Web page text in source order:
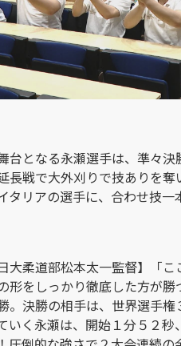
台となる永瀬選手は、準々
長戦で大外刈りで技ありを
タリアの選手に、合わせ技
大柔道部松本太一監督】「
をしっかり徹底した方が勝
。決勝の相手は、世界選手
いく永瀬は、開始１分５２秒